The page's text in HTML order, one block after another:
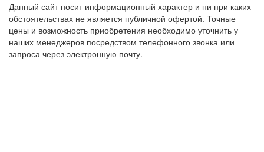
Данный сайт носит информационный характер и ни при каких
обстоятельствах не является публичной офертой. Точные
цены и возможность приобретения необходимо уточнить у
наших менеджеров посредством телефонного звонка или
запроса через электронную почту.